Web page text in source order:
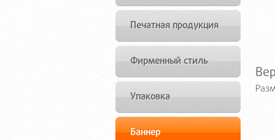
Печатная продукция
Фирменный стиль
Упаковка
Баннер